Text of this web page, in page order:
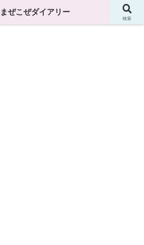
まぜこぜダイアリー
まぜこぜダイアリー
検索